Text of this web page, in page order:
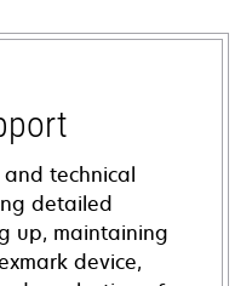
technical
detailed
up, maintaining
device,